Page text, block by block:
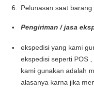
Pelunasan saat barang
Pengiriman / jasa
ekspedisi yang kami
ekspedisi seperti POS
kami gunakan adalah
alasanya karna jika